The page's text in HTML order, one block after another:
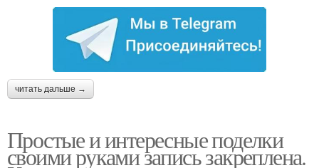
читать дальше →
Простые и интересные поделки
своими руками запись закреплена.